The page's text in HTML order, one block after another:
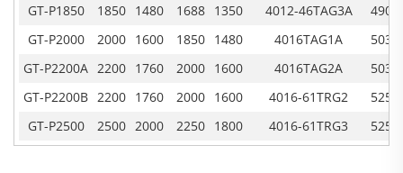
GT-P1850
1850 1480 1688 1350 4012-46TAG3A
GT-P2000
2000 1600 1850 1480 4016TAG1A
GT-P2200A 2200 1760 2000 1600 4016TAG2A
GT-P2200B 2200 1760 2000 1600 4016-61TRG2
GT-P2500
2500 2000 2250 1800 4016-61TRG3